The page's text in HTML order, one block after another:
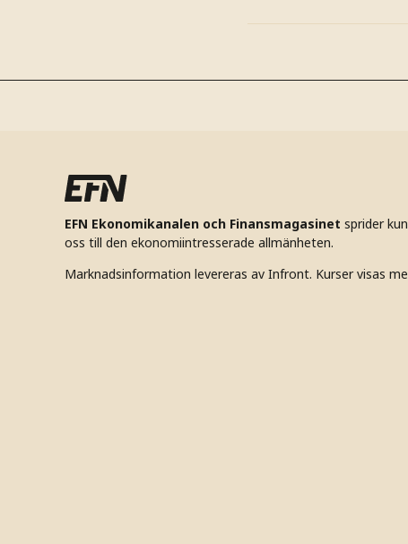
EFN Ekonomikanalen och Finansmagasinet sprider
oss till den ekonomiintresserade allmänheten.
Marknadsinformation levereras av Infront. Kurser visas